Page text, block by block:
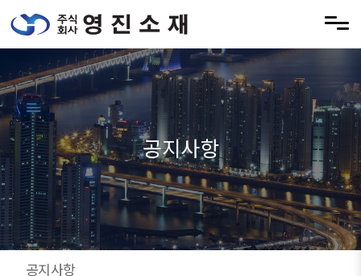
메뉴 건너뛰기
공지사항
공지사항